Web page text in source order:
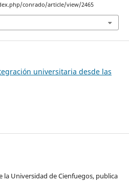
conrado/article/view/2465
universitaria desde las
Universidad de Cienfuegos, publica